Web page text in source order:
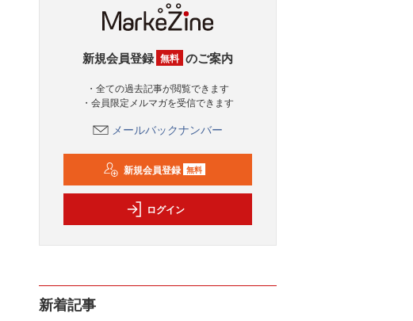
新規会員登録 無料 のご案内
・全ての過去記事が閲覧できます
・会員限定メルマガを受信できます
メールバックナンバー
新規会員登録 無料
ログイン
新着記事